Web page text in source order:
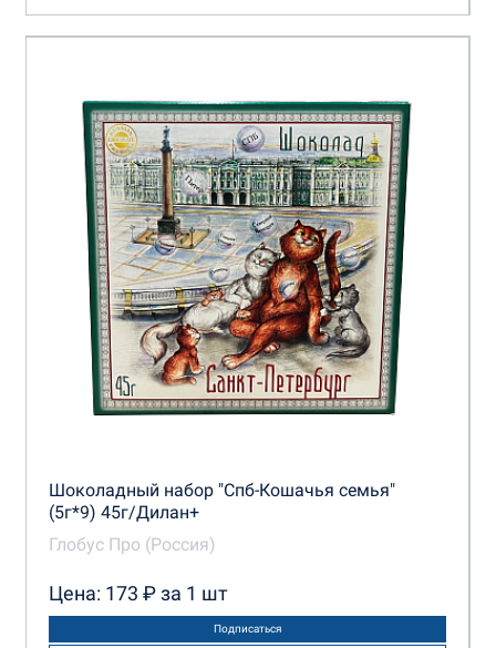
Шоколадный набор "Спб-Кошачья семья"
(5г*9) 45г/Дилан+
Глобус Про (Россия)
Цена: 173 ₽ за 1 шт
Подписаться